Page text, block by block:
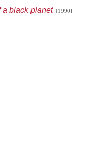
a black planet[1990]